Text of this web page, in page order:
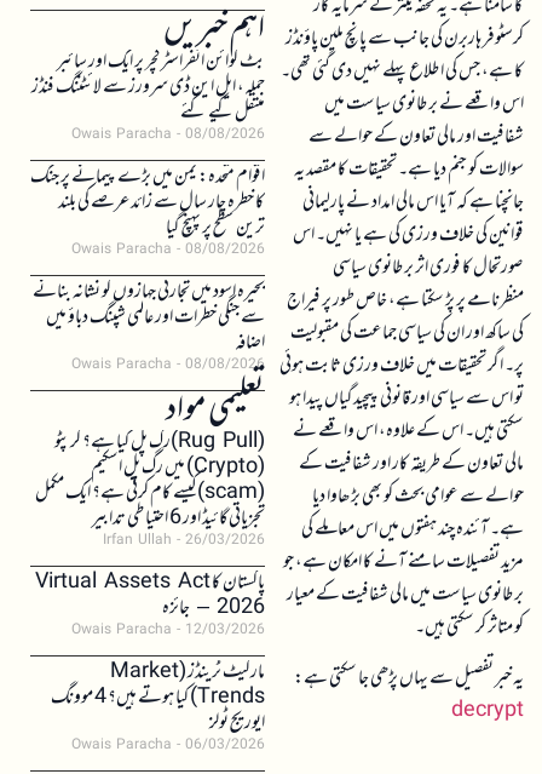
کرسٹوفر ہاربرن کی جانب سے پانچ ملین پاؤنڈز
کا ہے، جس کی اطلاع پہلے نہیں دی گئی تھی۔
اس واقعے نے برطانوی سیاست میں
شفافیت اور مالی تعاون کے حوالے سے
سوالات کو جنم دیا ہے۔ تحقیقات کا مقصد یہ
جانچنا ہے کہ آیا اس مالی امداد نے پارلیمانی
قوانین کی خلاف ورزی کی ہے یا نہیں۔ اس
صورتحال کا فوری اثر برطانوی سیاسی
منظرنامے پر پڑ سکتا ہے، خاص طور پر فیراج
کی ساکھ اور ان کی سیاسی جماعت کی مقبولیت
پر۔ اگر تحقیقات میں خلاف ورزی ثابت ہوئی
تو اس سے سیاسی اور قانونی پیچیدگیاں پیدا ہو
سکتی ہیں۔ اس کے علاوہ، اس واقعے نے
مالی تعاون کے طریقہ کار اور شفافیت کے
حوالے سے عوامی بحث کو بھی بڑھاوا دیا
ہے۔ آئندہ چند ہفتوں میں اس معاملے کی
مزید تفصیلات سامنے آنے کا امکان ہے، جو
برطانوی سیاست میں مالی شفافیت کے معیار
کو متاثر کر سکتی ہیں۔
یہ خبر تفصیل سے یہاں پڑھی جا سکتی ہے:
decrypt
اہم خبریں
بٹ کوائن انفراسٹرکچر پر ایک اور سائبر
حملہ، ایل این ڈی سرورز سے لائٹننگ فنڈز
منتقل کیے گئے
Owais Paracha 08/08/2026
اقوام متحدہ: یمن میں بڑے پیمانے پر جنگ
کا خطرہ چار سال سے زائد عرصے کی بلند
ترین سطح پر پہنچ گیا
Owais Paracha 08/08/2026
بحیرہ اسود میں تجارتی جہازوں کو نشانہ بنانے
سے جنگی خطرات اور عالمی شپنگ دباؤ میں
اضافہ
Owais Paracha 08/08/2026
تعلیمی مواد(Rug Pull)رگ پل کیا ہے؟ کرپٹو
(Crypto) میں رگ پل اسکیم
(scam)کیسے کام کرتی ہے؟ ایک مکمل
تجزیاتی گائیڈ اور 6 احتیاطی تدابیر
Irfan Ullah 26/03/2026
پاکستان کا Virtual Assets Act
2026 – جائزہ
Owais Paracha 12/03/2026
مارکیٹ ٹرینڈز (Market
Trends) کیا ہوتے ہیں؟ 4 موونگ
ایوریج ٹولز
Owais Paracha 06/03/2026